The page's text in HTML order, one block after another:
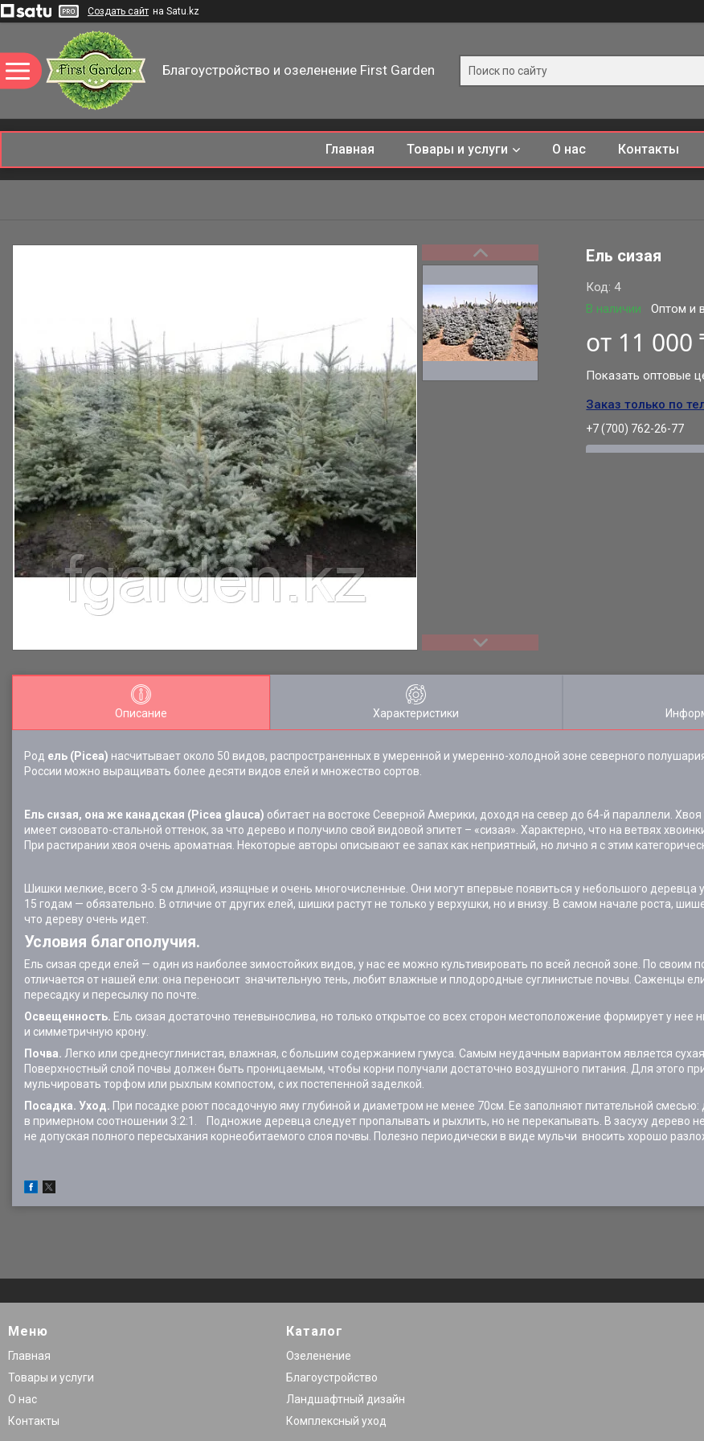
Создать сайт на Satu.kz
Благоустройство и озеленение First Garden
Главная Товары и услуги О нас Контакты
Ель сизая
В наличии Оптом и
Код:4
от 11 000
Показать оптовые
Заказ только по
+7 (700) 762-26-77
Описание Характеристики
Род ель (Picea) насчитывает около 50 видов, распространенных в умеренной и умеренно-холодной зоне северного
России можно выращивать более десяти видов елей и множество сортов.
Ель сизая, она же канадская (Picea glauca) обитает на востоке Северной Америки, доходя на север до 64-й параллели. Хвоя
имеет сизовато-стальной оттенок, за что дерево и получило свой видовой эпитет – «сизая». Характерно, что на ветвях
При растирании хвоя очень ароматная. Некоторые авторы описывают ее запах как неприятный, но лично я с этим
Шишки мелкие, всего 3-5 см длиной, изящные и очень многочисленные. Они могут впервые появиться у небольшого деревца
15 годам — обязательно. В отличие от других елей, шишки растут не только у верхушки, но и внизу. В самом начале роста,
что дереву очень идет.
Условия благополучия.
Ель сизая среди елей — один из наиболее зимостойких видов, у нас ее можно культивировать по всей лесной зоне. По своим
отличается от нашей ели: она переносит значительную тень, любит влажные и плодородные суглинистые почвы. Саженцы
пересадку и пересылку по почте.
Освещенность. Ель сизая достаточно теневынослива, но только открытое со всех сторон местоположение формирует у нее
и симметричную крону.
Почва. Легко или среднесуглинистая, влажная, с большим содержанием гумуса. Самым неудачным вариантом является
Поверхностный слой почвы должен быть проницаемым, чтобы корни получали достаточно воздушного питания. Для этого
мульчировать торфом или рыхлым компостом, с их постепенной заделкой.
Посадка. Уход. При посадке роют посадочную яму глубиной и диаметром не менее 70см. Ее заполняют питательной смесью:
в примерном соотношении 3:2:1. Подножие деревца следует пропалывать и рыхлить, но не перекапывать. В засуху дерево
не допуская полного пересыхания корнеобитаемого слоя почвы. Полезно периодически в виде мульчи вносить хорошо
Меню
Главная
Товары и услуги
О нас
Контакты
Каталог
Озеленение
Благоустройство
Ландшафтный дизайн
Комплексный уход